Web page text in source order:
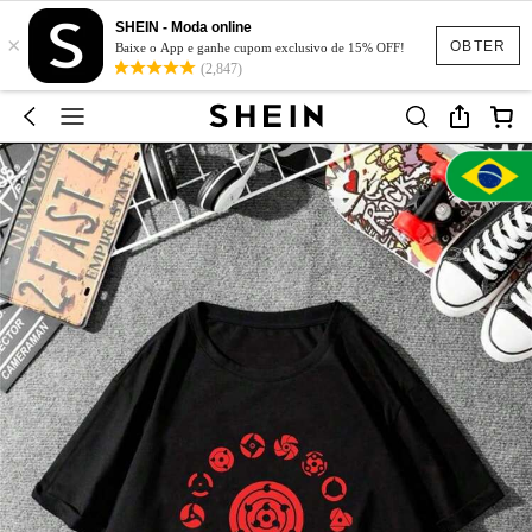
OBTER
×
SHEIN - Moda online
Baixe o App e ganhe cupom exclusivo de 15% OFF!
(2,847)